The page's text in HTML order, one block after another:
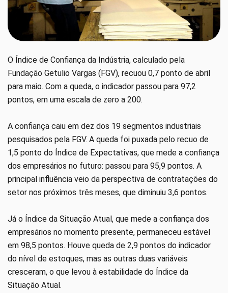
O Índice de Confiança da Indústria, calculado pela
Fundação Getulio Vargas (FGV), recuou 0,7 ponto de abril
para maio. Com a queda, o indicador passou para 97,2
pontos, em uma escala de zero a 200.
A confiança caiu em dez dos 19 segmentos industriais
pesquisados pela FGV. A queda foi puxada pelo recuo de
1,5 ponto do Índice de Expectativas, que mede a confiança
dos empresários no futuro: passou para 95,9 pontos. A
principal influência veio da perspectiva de contratações do
setor nos próximos três meses, que diminuiu 3,6 pontos.
Já o Índice da Situação Atual, que mede a confiança dos
empresários no momento presente, permaneceu estável
em 98,5 pontos. Houve queda de 2,9 pontos do indicador
do nível de estoques, mas as outras duas variáveis
cresceram, o que levou à estabilidade do Índice da
Situação Atual.